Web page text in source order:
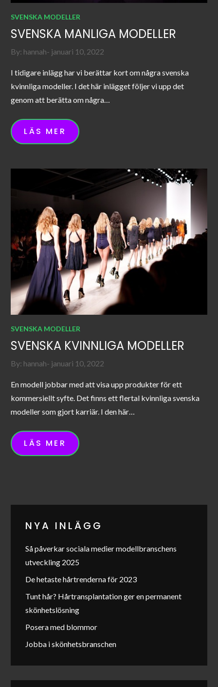
SVENSKA MODELLER
SVENSKA MANLIGA MODELLER
By: hannah Posted
januari 10, 2022
I tidigare inlägg har vi berättar kort om några svenska
kvinnliga modeller. I det här inlägget följer vi upp det
genom att berätta om några…
LÄS MER
SVENSKA MODELLER
SVENSKA KVINNLIGA MODELLER
By: hannah Posted
januari 10, 2022
En modell jobbar med att visa upp produkter för ett
kommersiellt syfte. Det finns ett flertal kvinnliga svenska
modeller som gjort karriär. I den här…
LÄS MER
NYA INLÄGG
Så påverkar sociala medier modellbranschens
utveckling 2025
De hetaste hårtrenderna för 2023
Tunt hår? Hårtransplantation ger en permanent
skönhetslösning
Posera med blommor
Jobba i skönhetsbranschen